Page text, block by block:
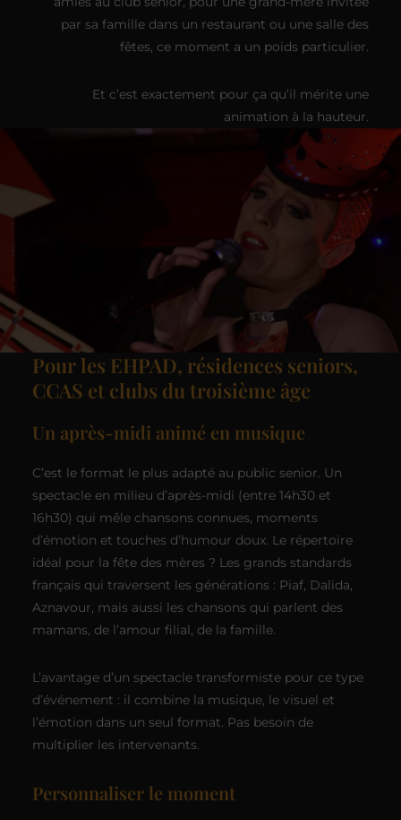
par sa famille dans un restaurant ou une salle des
fêtes, ce moment a un poids particulier.
Et c’est exactement pour ça qu’il mérite une
animation à la hauteur.
Pour les EHPAD, résidences seniors,
CCAS et clubs du troisième âge
Un après-midi animé en musique
C’est le format le plus adapté au public senior. Un
spectacle en milieu d’après-midi (entre 14h30 et
16h30) qui mêle chansons connues, moments
d’émotion et touches d’humour doux. Le répertoire
idéal pour la fête des mères ? Les grands standards
français qui traversent les générations : Piaf, Dalida,
Aznavour, mais aussi les chansons qui parlent des
mamans, de l’amour filial, de la famille.
L’avantage d’un spectacle transformiste pour ce type
d’événement : il combine la musique, le visuel et
l’émotion dans un seul format. Pas besoin de
multiplier les intervenants.
Personnaliser le moment